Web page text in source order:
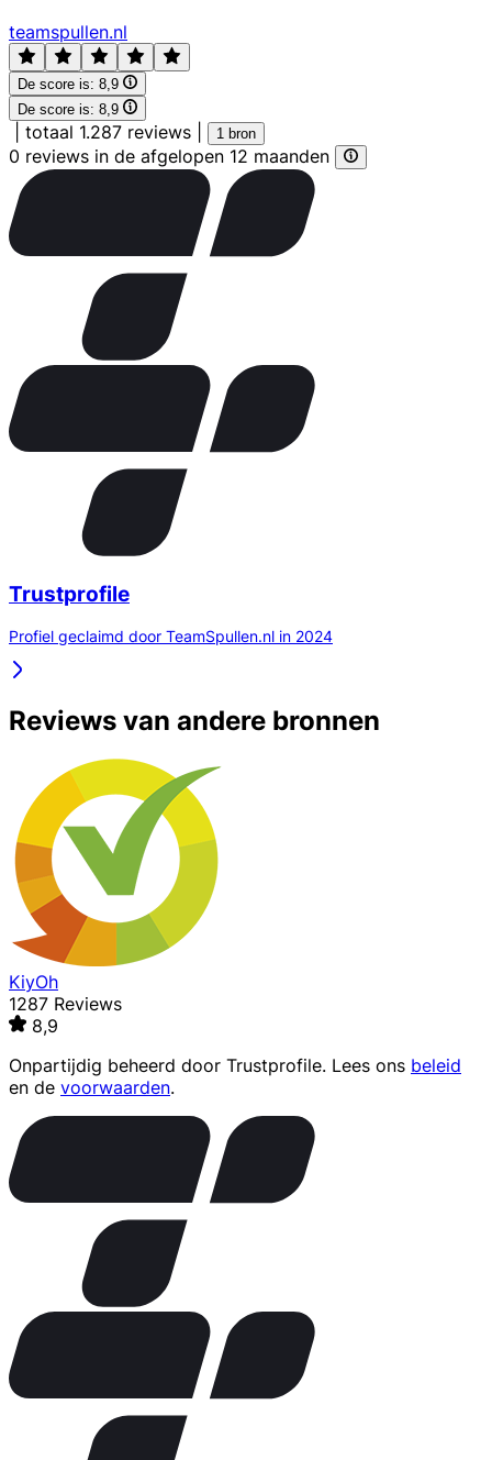
teamspullen.nl
De score is: 8,9
De score is: 8,9
totaal 1.287 reviews 1 bron
0 reviews in de afgelopen 12 maanden
Trustprofile
Profiel geclaimd door TeamSpullen.nl in 2024
Reviews van andere bronnen
KiyOh
1287 Reviews
8,9
Onpartijdig beheerd door Trustprofile. Lees ons beleid
en de voorwaarden.